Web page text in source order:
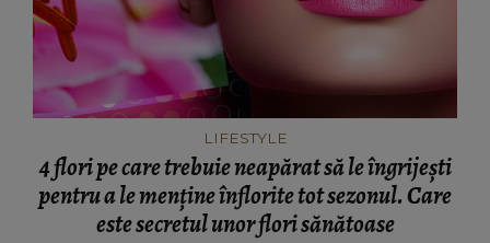
LIFESTYLE
4 flori pe care trebuie neapărat să le îngrijești
pentru a le menține înflorite tot sezonul. Care
este secretul unor flori sănătoase